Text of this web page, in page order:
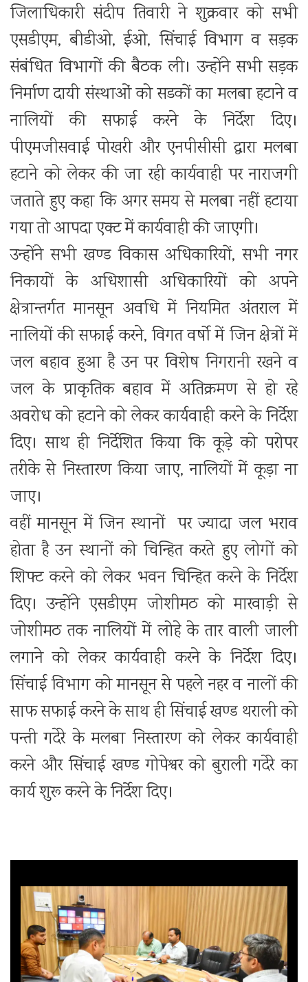
जिलाधिकारी संदीप तिवारी ने शुक्रवार को सभी
एसडीएम, बीडीओ, ईओ, सिंचाई विभाग व सड़क
संबंधित विभागों की बैठक ली। उन्होंने सभी सड़क
निर्माण दायी संस्थाओं को सडकों का मलबा हटाने व
नालियों की सफाई करने के निर्देश दिए।
पीएमजीसवाई पोखरी और एनपीसीसी द्वारा मलबा
हटाने को लेकर की जा रही कार्यवाही पर नाराजगी
जताते हुए कहा कि अगर समय से मलबा नहीं हटाया
गया तो आपदा एक्ट में कार्यवाही की जाएगी।
उन्होंने सभी खण्ड विकास अधिकारियों, सभी नगर
निकायों के अधिशासी अधिकारियों को अपने
क्षेत्रान्तर्गत मानसून अवधि में नियमित अंतराल में
नालियों की सफाई करने, विगत वर्षो में जिन क्षेत्रों में
जल बहाव हुआ है उन पर विशेष निगरानी रखने व
जल के प्राकृतिक बहाव में अतिक्रमण से हो रहे
अवरोध को हटाने को लेकर कार्यवाही करने के निर्देश
दिए। साथ ही निर्देशित किया कि कूड़े को परोपर
तरीके से निस्तारण किया जाए, नालियों में कूड़ा ना
जाए।
वहीं मानसून में जिन स्थानों पर ज्यादा जल भराव
होता है उन स्थानों को चिन्हित करते हुए लोगों को
शिफ्ट करने को लेकर भवन चिन्हित करने के निर्देश
दिए। उन्होंने एसडीएम जोशीमठ को मारवाड़ी से
जोशीमठ तक नालियों में लोहे के तार वाली जाली
लगाने को लेकर कार्यवाही करने के निर्देश दिए।
सिंचाई विभाग को मानसून से पहले नहर व नालों की
साफ सफाई करने के साथ ही सिंचाई खण्ड थराली को
पन्ती गदेरे के मलबा निस्तारण को लेकर कार्यवाही
करने और सिंचाई खण्ड गोपेश्वर को बुराली गदेरे का
कार्य शुरू करने के निर्देश दिए।